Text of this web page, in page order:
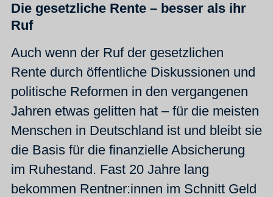
Die gesetzliche Rente – besser als ihr
Ruf
Auch wenn der Ruf der gesetzlichen
Rente durch öffentliche Diskussionen und
politische Reformen in den vergangenen
Jahren etwas gelitten hat – für die meisten
Menschen in Deutschland ist und bleibt sie
die Basis für die finanzielle Absicherung
im Ruhestand. Fast 20 Jahre lang
bekommen Rentner:innen im Schnitt Geld